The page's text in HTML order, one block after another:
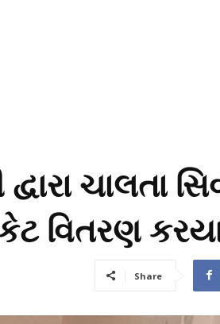
ચાલતા
વિતરણ
Share